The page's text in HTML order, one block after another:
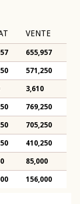
VENTE
655,957
571,250
3,610
769,250
705,250
410,250
85,000
156,000